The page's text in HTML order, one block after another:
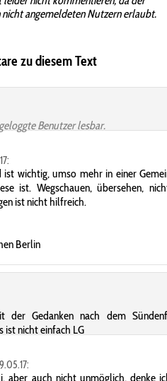
angemeldeten Nutzern erlaubt.
zu diesem Text
Benutzer lesbar.
wichtig, umso mehr in einer
ist. Wegschauen, übersehen,
ist nicht hilfreich.
Berlin
der Gedanken nach dem
ist nicht einfach LG
aber auch nicht unmöglich, denke